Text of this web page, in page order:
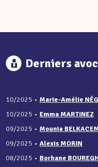
Derniers
10/2025 • Marie-Amélie
10/2025 • Emma MARTINEZ
09/2025 • Mounia
09/2025 • Alexis MORIN
08/2025 • Borhane